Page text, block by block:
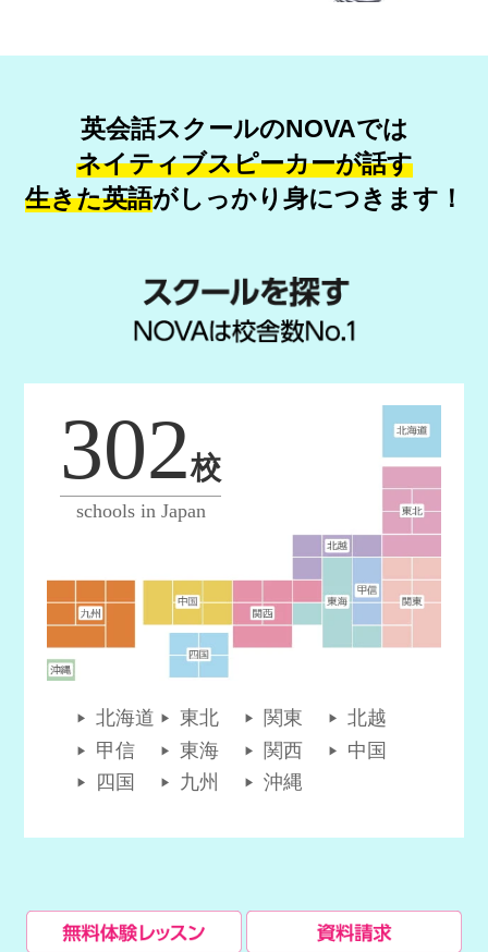
英会話スクールのNOVAでは
ネイティブスピーカーが話す
生きた英語がしっかり身につきます！
北海道 東北 関東
北越
甲信
東海 関西
中国
四国
九州 沖縄
302校
schools in Japan